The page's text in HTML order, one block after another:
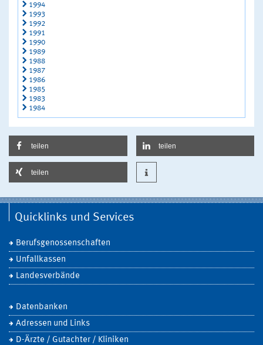
1994
1993
1992
1991
1990
1989
1988
1987
1986
1985
1983
1984
teilen teilen
teilen
Quicklinks und Services
Berufsgenossenschaften
Unfallkassen
Landesverbände
Datenbanken
Adressen und Links
D-Ärzte / Gutachter / Kliniken